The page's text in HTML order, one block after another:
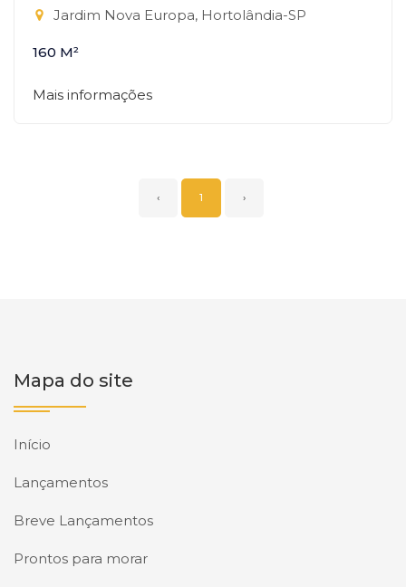
Jardim Nova Europa, Hortolândia-SP
160 M²
Mais informações
‹ 1 ›
Mapa do site
Início
Lançamentos
Breve Lançamentos
Prontos para morar